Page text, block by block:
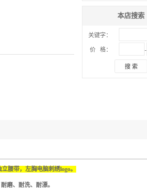
本店搜索
关键字：
价 格： -
搜 索
腰带，左胸电脑刺绣logo。
磨、耐洗、耐漂。